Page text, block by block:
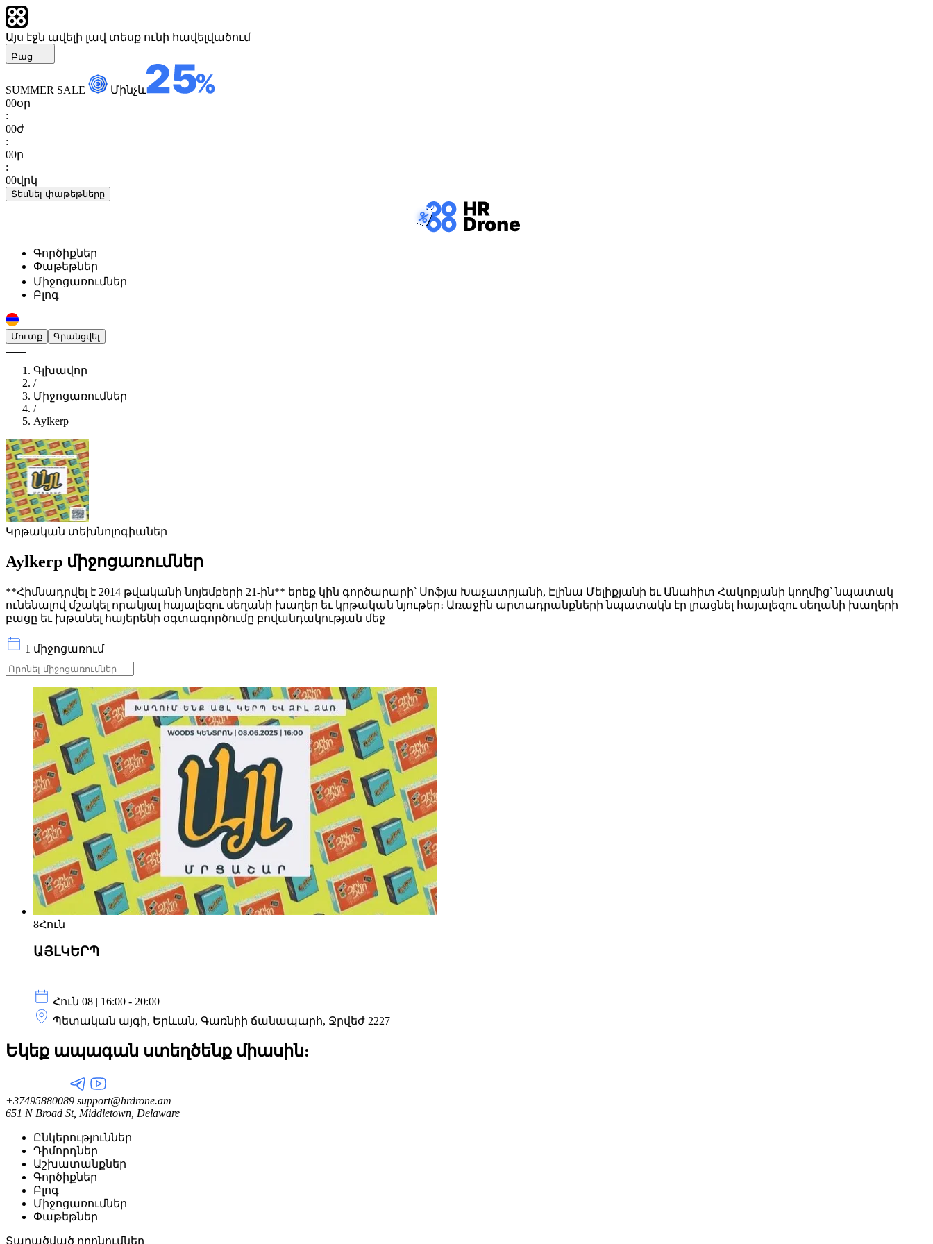
Այս էջն ավելի լավ տեսք ունի հավելվածում
Բաց
SUMMER SALE
Մինչև
00օր
:
00ժ
:
00ր
:
00վրկ
Տեսնել փաթեթները
Գործիքներ
Փաթեթներ
Միջոցառումներ
Բլոգ
Մուտք Գրանցվել
Գլխավոր
/
Միջոցառումներ
/
Aylkerp
Կրթական տեխնոլոգիաներ
Aylkerp միջոցառումներ
**Հիմնադրվել է 2014 թվականի նոյեմբերի 21-ին** երեք կին գործարարի՝ Սոֆյա Խաչատրյանի, Էլինա Մելիքյանի եւ Անահիտ Հակոբյանի կողմից՝ նպատակ
ունենալով մշակել որակյալ հայալեզու սեղանի խաղեր եւ կրթական նյութեր։ Առաջին արտադրանքների նպատակն էր լրացնել հայալեզու սեղանի խաղերի
բացը եւ խթանել հայերենի օգտագործումը բովանդակության մեջ
1 միջոցառում
8Հուն
ԱՅԼԿԵՐՊ
Հուն 08 | 16:00 - 20:00
Պետական այգի, Երևան, Գառնիի ճանապարհ, Ջրվեժ 2227
Եկեք ապագան ստեղծենք միասին:
+37495880089 support@hrdrone.am
651 N Broad St, Middletown, Delaware
Ընկերություններ
Դիմորդներ
Աշխատանքներ
Գործիքներ
Բլոգ
Միջոցառումներ
Փաթեթներ
Տարածված որոնումներ